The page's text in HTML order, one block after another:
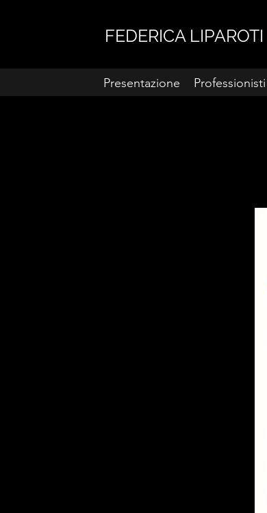
FEDERICA LIPAROTI
Presentazione Professionisti